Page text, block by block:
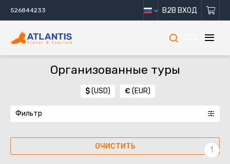
526844233 B2B ВХОД
Организованные туры
$(USD) € (EUR)
Фильтр
ОЧИСТИТЬ